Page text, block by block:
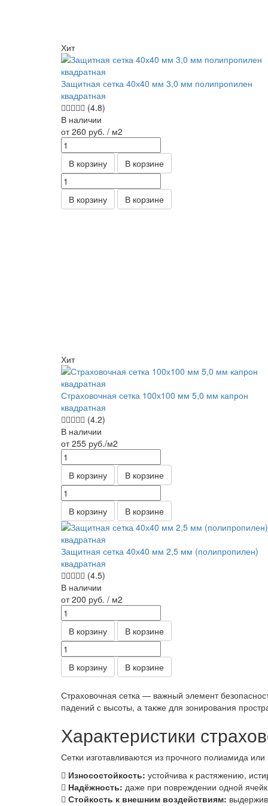
Хит
Защитная сетка 40х40 мм 3,0 мм полипропилен
квадратная
(4.8)
В наличии
от 260 руб. / м2
В корзину В корзине
В корзину В корзине
Хит
Страховочная сетка 100х100 мм 5,0 мм капрон
квадратная
(4.2)
В наличии
от 255 руб./м2
В корзину В корзине
В корзину В корзине
Защитная сетка 40х40 мм 2,5 мм (полипропилен)
квадратная
(4.5)
В наличии
от 200 руб. / м2
В корзину В корзине
В корзину В корзине
Страховочная сетка — важный элемент
падений с высоты, а также для зонирования
Характеристики
Сетки изготавливаются из прочного полиамида
Износостойкость: устойчива к растяжению,
Надёжность: даже при повреждении одной
Стойкость к внешним воздействиям: